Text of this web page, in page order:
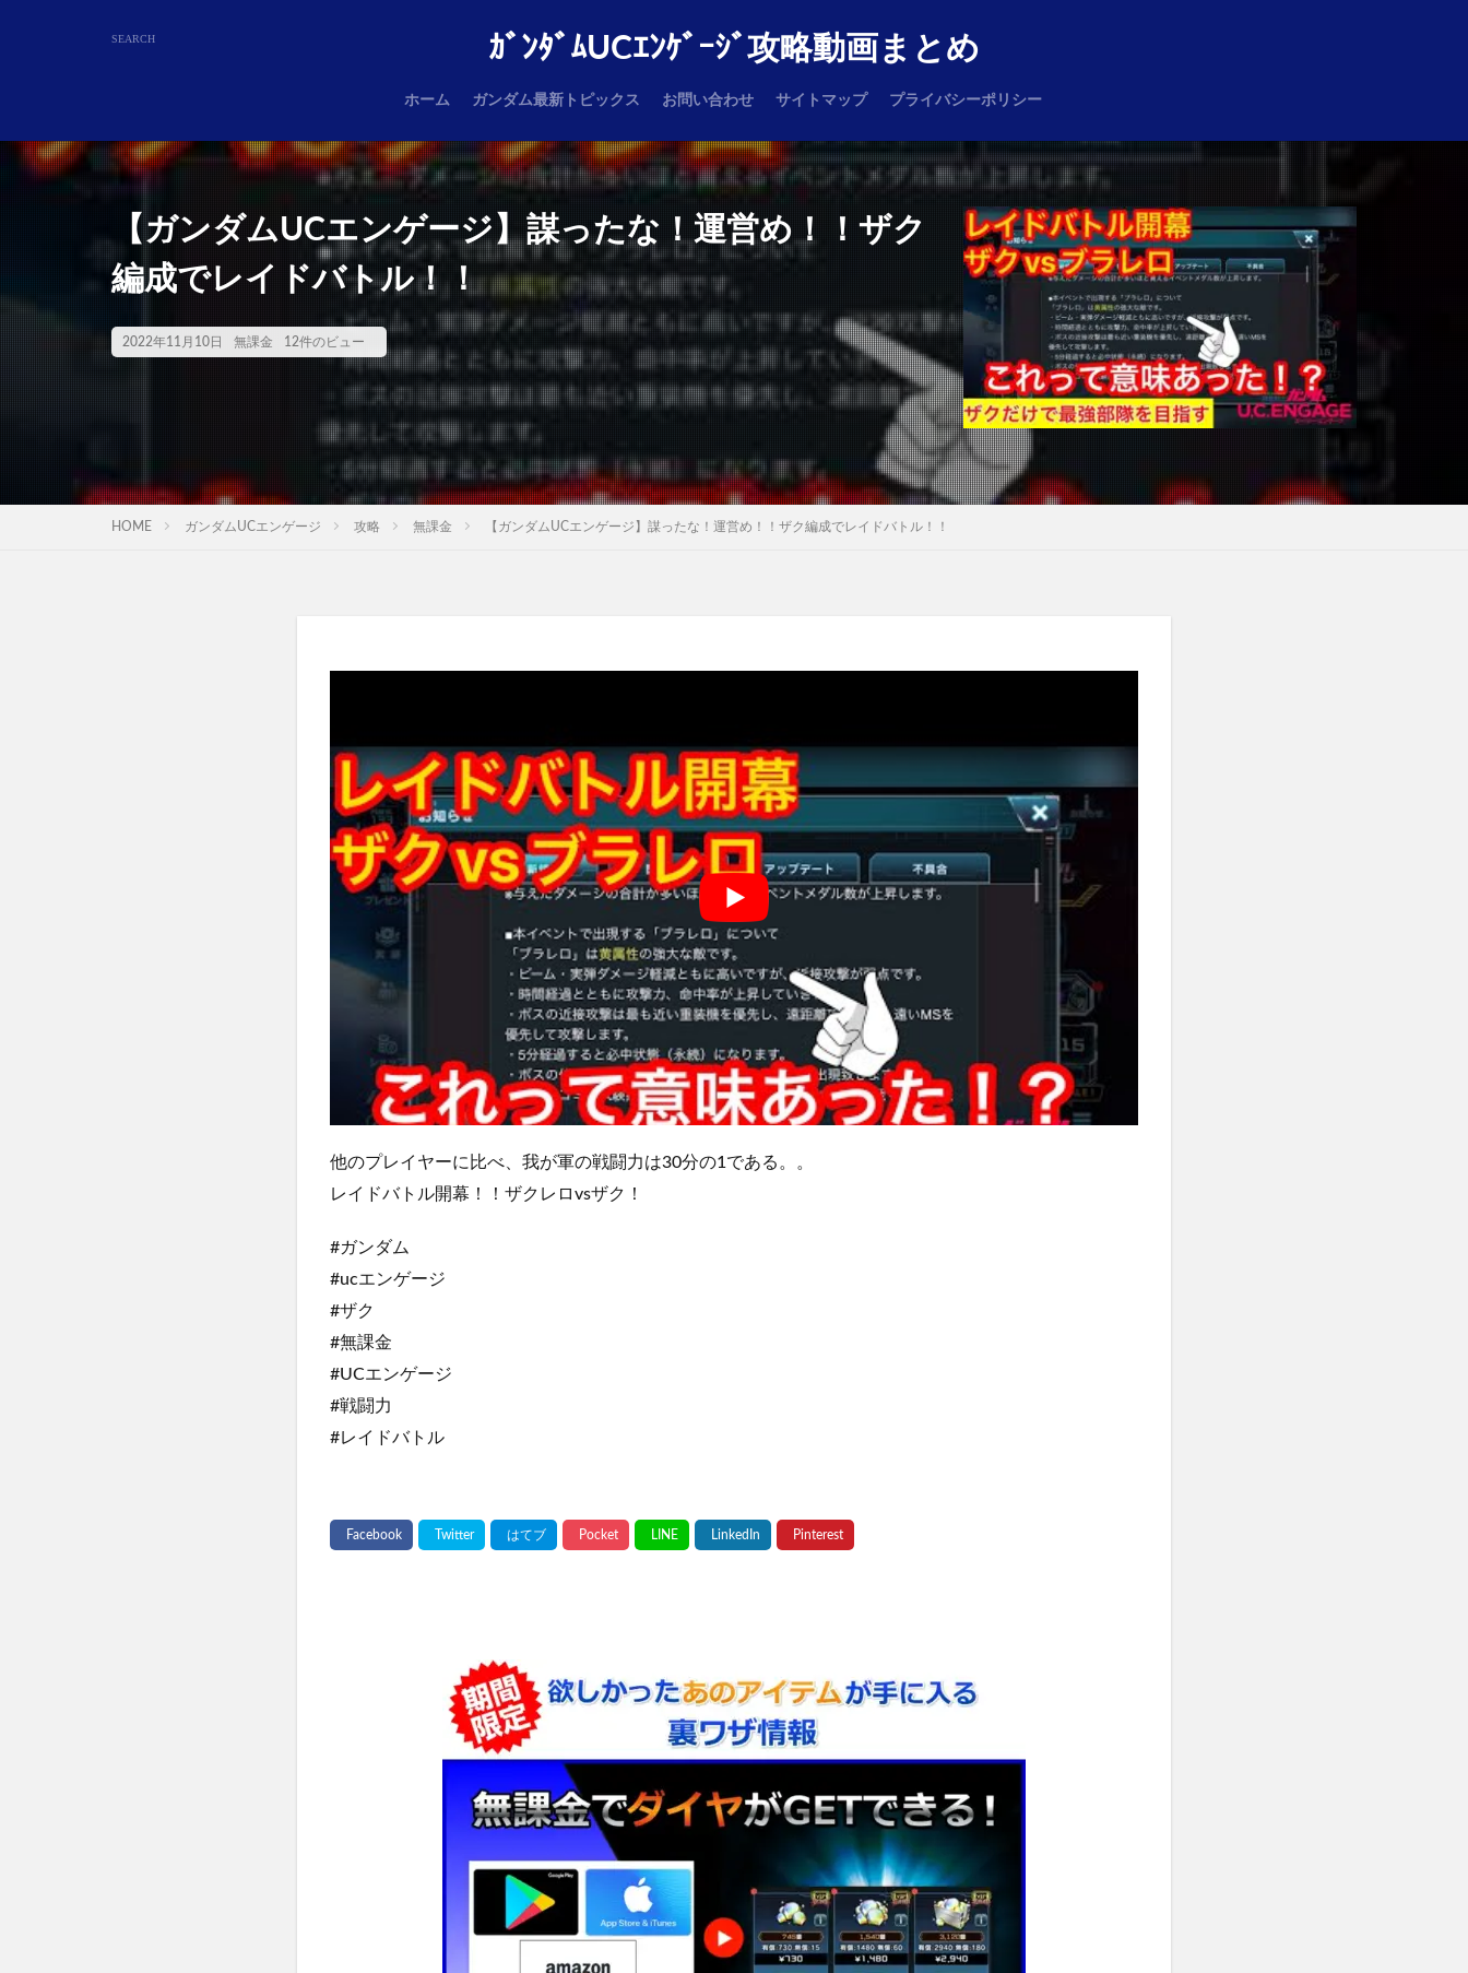
ｶﾞﾝﾀﾞﾑUCｴﾝｹﾞｰｼﾞ攻略動画まとめ
ホーム ガンダム最新トピックス お問い合わせ サイトマップ プライバシーポリシー
【ガンダムUCエンゲージ】謀ったな！運営め！！ザク
編成でレイドバトル！！
2022年11月10日 無課金 12件のビュー
HOME ガンダムUCエンゲージ 攻略 無課金 【ガンダムUCエンゲージ】謀ったな！運営め！！ザク編成でレイドバトル！！
他のプレイヤーに比べ、我が軍の戦闘力は30分の1である。。
レイドバトル開幕！！ザクレロvsザク！
#ガンダム
#ucエンゲージ
#ザク
#無課金
#UCエンゲージ
#戦闘力
#レイドバトル